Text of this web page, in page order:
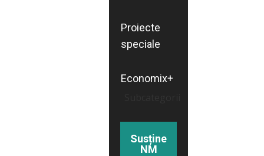
Proiecte
speciale
Economix+
Susține
NM